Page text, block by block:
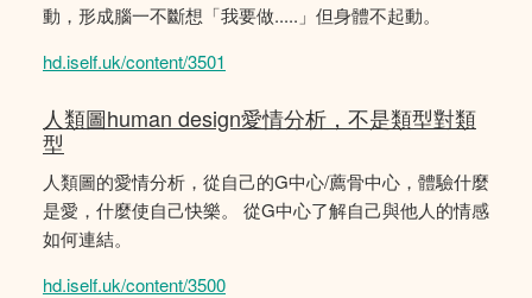
動，形成腦一不斷想「我要做.....」但身體不起動。
hd.iself.uk/content/3501
人類圖human design愛情分析，不是類型對類
型
人類圖的愛情分析，從自己的G中心/薦骨中心，體驗什麼
是愛，什麼使自己快樂。 從G中心了解自己與他人的情感
如何連結。
hd.iself.uk/content/3500